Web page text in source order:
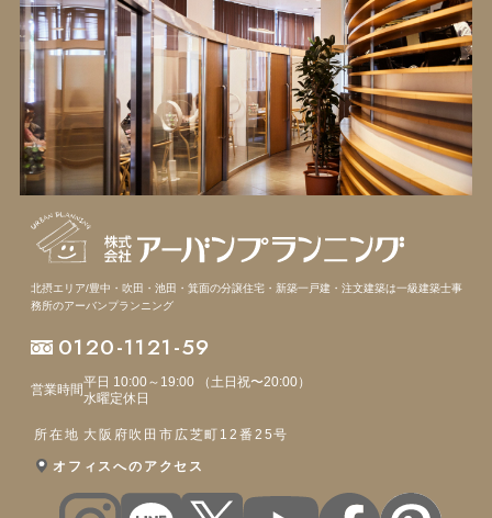
北摂エリア/豊中・吹田・池田・箕面の分譲住宅・新築一戸建・注文建築は一級建築士事
務所のアーバンプランニング
0120-1121-59
営業時間
平日 10:00～19:00 （土日祝〜20:00）
水曜定休日
所在地 大阪府吹田市広芝町12番25号
オフィスへのアクセス